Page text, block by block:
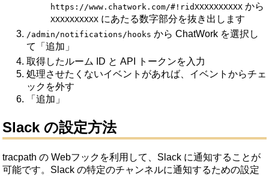
https://www.chatwork.com/#!ridXXXXXXXXXX から
XXXXXXXXXX にあたる数字部分を抜き出します
/admin/notifications/hooks から ChatWork を選択し
て「追加」
取得したルーム ID と API トークンを入力
処理させたくないイベントがあれば、イベントからチェ
ックを外す
「追加」
Slack の設定方法
tracpath の Webフックを利用して、Slack に通知することが
可能です。Slack の特定のチャンネルに通知するための設定